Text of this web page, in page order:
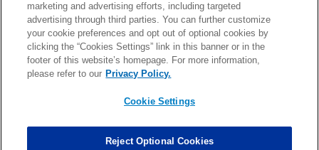
More NFL 特集
TOP お問い合わせ FAQ
PHOTO BY AP Images / PHOTO BY Getty Images
marketing and advertising efforts, including targeted
advertising through third parties. You can further customize
your cookie preferences and opt out of optional cookies by
clicking the “Cookies Settings” link in this banner or in the
footer of this website’s homepage. For more information,
please refer to our Privacy Policy.
Cookie Settings
Reject Optional Cookies